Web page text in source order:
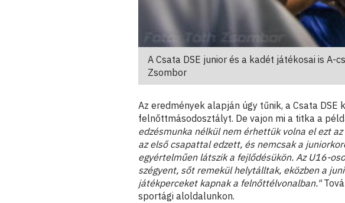
A Csata DSE junior és a kadét játékosai is
Zsombor
Az eredmények alapján úgy tűnik, a Csata
felnőttmásodosztályt. De vajon mi a titka a
edzésmunka nélkül nem érhettük volna el ezt
az első csapattal edzett, és nemcsak a
egyértelműen látszik a fejlődésükön. Az U16-
szégyent, sőt remekül helytálltak, eközben a
játékperceket kapnak a felnőttélvonalban."
sportági aloldalunkon.